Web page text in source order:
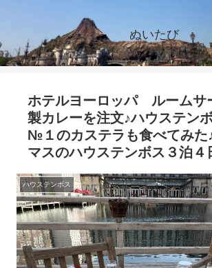
ぬいたび
ホテルヨーロッパ ルームサ
製カレーを注文♪ハウステン
№１のカステラも食べてみた
マスのハウステンボス３泊４
ハウステンボス